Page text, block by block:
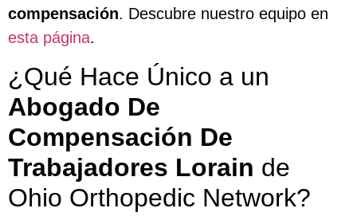
compensación. Descubre nuestro equipo en
esta página.
¿Qué Hace Único a un
Abogado De
Compensación De
Trabajadores Lorain de
Ohio Orthopedic Network?